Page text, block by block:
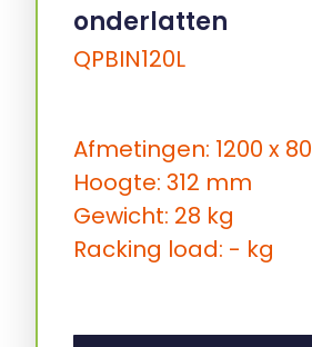
onderlatten
QPBIN120L
Afmetingen: 1200 x
Hoogte: 312 mm
Gewicht: 28 kg
Racking load: - kg